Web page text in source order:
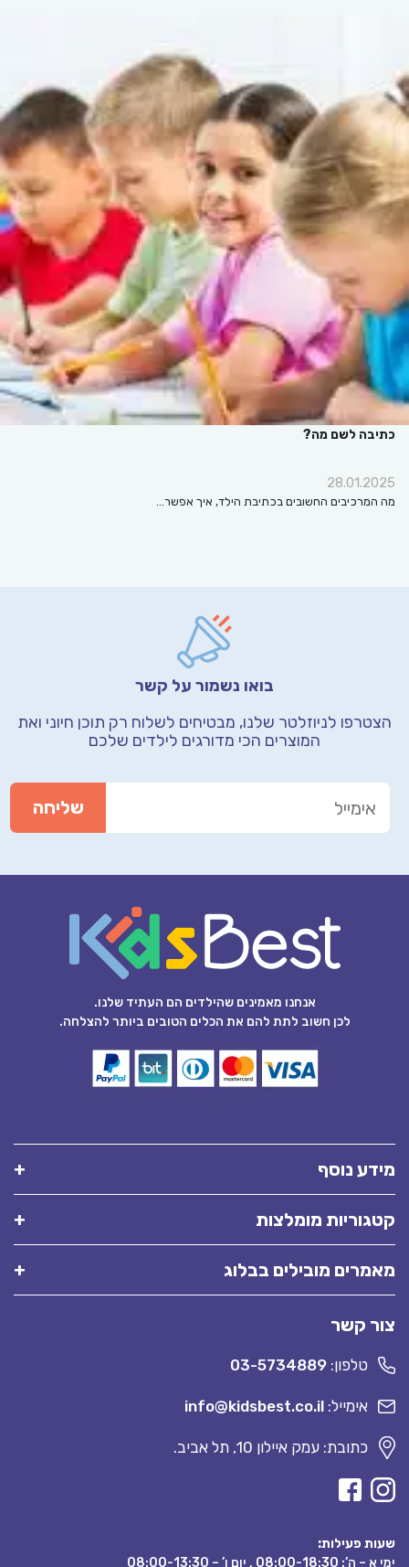
כתיבה לשם מה?
28.01.2025
מה המרכיבים החשובים בכתיבת הילד, איך אפשר…
בואו נשמור על קשר
הצטרפו לניוזלטר שלנו, מבטיחים לשלוח רק תוכן חיוני ואת
המוצרים הכי מדורגים לילדים שלכם
אנחנו מאמינים שהילדים הם העתיד שלנו.
לכן חשוב לתת להם את הכלים הטובים ביותר להצלחה.
מידע נוסף
קטגוריות מומלצות
מאמרים מובילים בבלוג
צור קשר
טלפון: 03-5734889
אימייל: info@kidsbest.co.il
כתובת: עמק איילון 10, תל אביב.
שעות פעילות:
ימי א – ה’: 08:00-18:30 , יום ו’ – 08:00-13:30